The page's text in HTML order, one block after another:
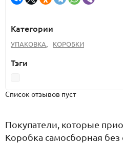
Категории
УПАКОВКА, КОРОБКИ
Тэги
Список отзывов пуст
Покупатели, которые
Коробка самосборная без